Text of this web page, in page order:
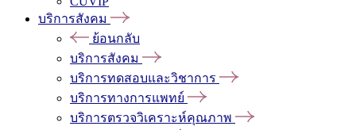
บริการสังคม
ย้อนกลับ
บริการสังคม
บริการทดสอบและวิชาการ
บริการทางการแพทย์
บริการตรวจวิเคราะห์คุณภาพ